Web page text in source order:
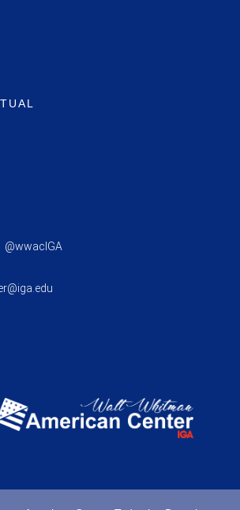
@wwacIGA